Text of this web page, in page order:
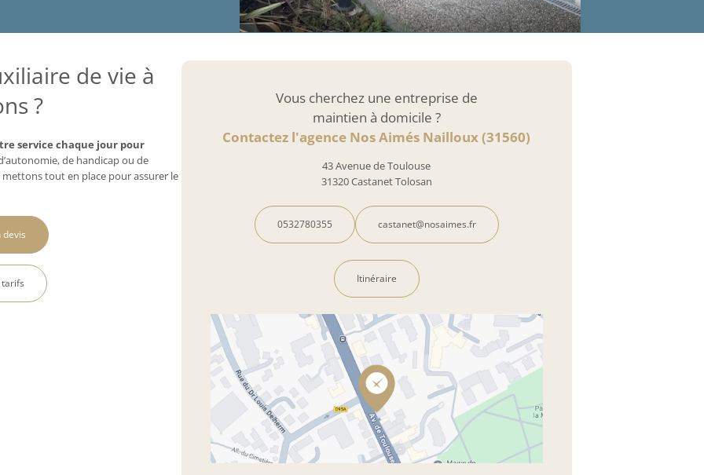
de vie à
?
service chaque jour pour
de handicap ou de
tout en place pour assurer le
devis
tarifs
Vous cherchez une entreprise de
maintien à domicile ?
Contactez l'agence Nos Aimés Nailloux (31560)
43 Avenue de Toulouse
31320 Castanet Tolosan
0532780355 castanet@nosaimes.fr
Itinéraire